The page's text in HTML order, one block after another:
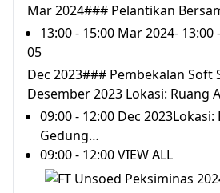
Mar 2024### Pelantikan
13:00 - 15:00 Mar 2024- 13:00
05
Dec 2023### Pembekalan Soft
Desember 2023 Lokasi: Ruang
09:00 - 12:00 Dec 2023Lokasi:
Gedung…
09:00 - 12:00 VIEW ALL